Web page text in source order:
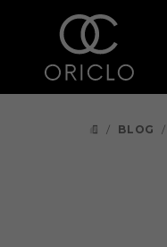
DOMŮ
/ BLOG /